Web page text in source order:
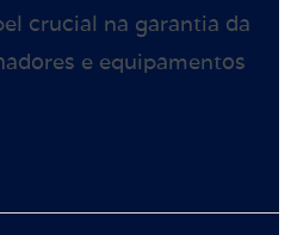
crucial na garantia da
e equipamentos